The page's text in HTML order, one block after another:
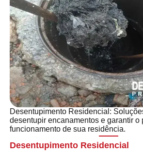
Desentupimento Residencial:
desentupir encanamentos e garantir o
funcionamento de sua residência.
Desentupimento Residencial